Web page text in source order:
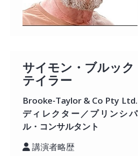
サイモン・ブルック
テイラー
Brooke-Taylor & Co Pty Ltd.
ディレクター／プリンシパ
ル・コンサルタント
講演者略歴